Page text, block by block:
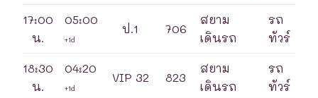
17:00
น.
05:00
+1d
ป.1 706
สยาม
เดินรถ
รถ
ทัวร์
18:30
น.
04:20
+1d
VIP 32 823
สยาม
เดินรถ
รถ
ทัวร์